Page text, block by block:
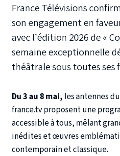
France Télévisions
son engagement en
avec l’édition 2026 de «
semaine exceptionnelle
théâtrale sous toutes ses
Du 3 au 8 mai, les antennes
france.tv proposent une
accessible à tous, mêlant
inédites et œuvres
contemporain et classique.